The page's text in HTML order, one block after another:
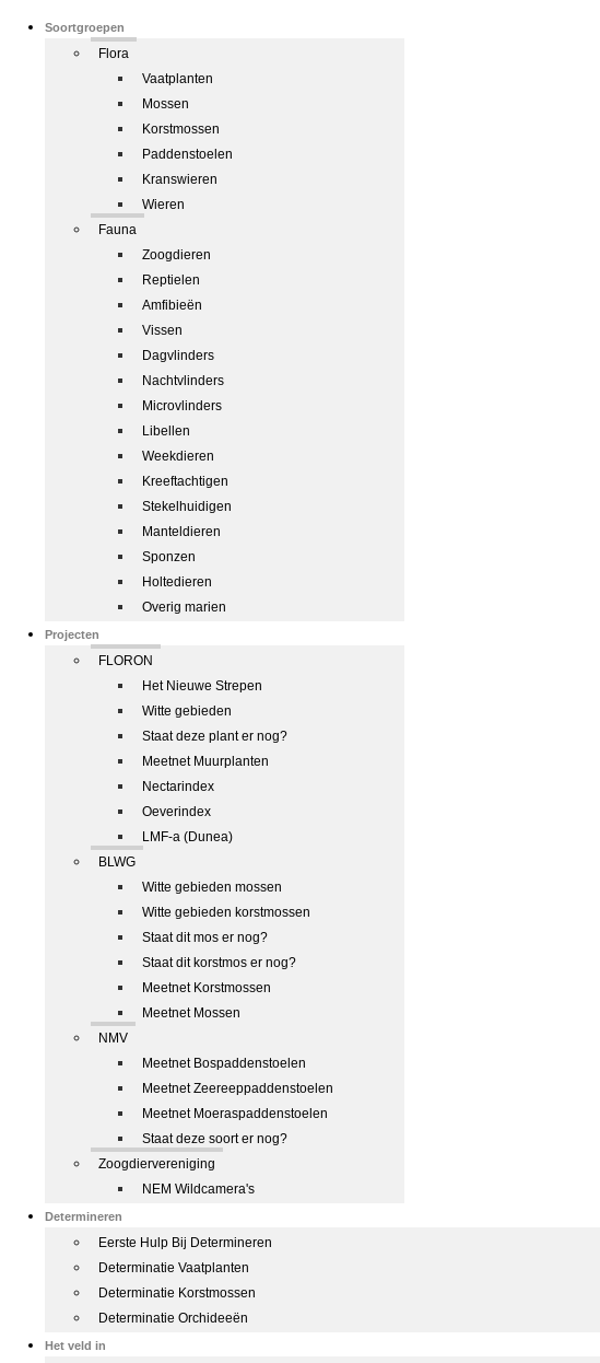
Soortgroepen
Flora
Vaatplanten
Mossen
Korstmossen
Paddenstoelen
Kranswieren
Wieren
Fauna
Zoogdieren
Reptielen
Amfibieën
Vissen
Dagvlinders
Nachtvlinders
Microvlinders
Libellen
Weekdieren
Kreeftachtigen
Stekelhuidigen
Manteldieren
Sponzen
Holtedieren
Overig marien
Projecten
FLORON
Het Nieuwe Strepen
Witte gebieden
Staat deze plant er nog?
Meetnet Muurplanten
Nectarindex
Oeverindex
LMF-a (Dunea)
BLWG
Witte gebieden mossen
Witte gebieden korstmossen
Staat dit mos er nog?
Staat dit korstmos er nog?
Meetnet Korstmossen
Meetnet Mossen
NMV
Meetnet Bospaddenstoelen
Meetnet Zeereeppaddenstoelen
Meetnet Moeraspaddenstoelen
Staat deze soort er nog?
Zoogdiervereniging
NEM Wildcamera's
Determineren
Eerste Hulp Bij Determineren
Determinatie Vaatplanten
Determinatie Korstmossen
Determinatie Orchideeën
Het veld in